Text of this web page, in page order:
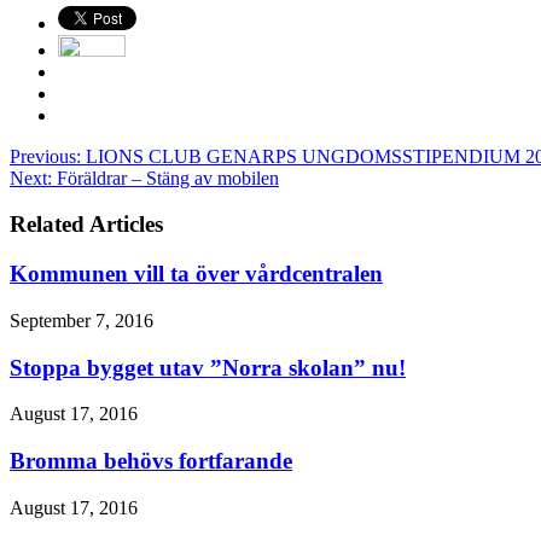
Previous: LIONS CLUB GENARPS UNGDOMSSTIPENDIUM
Next: Föräldrar – Stäng av mobilen
Related Articles
Kommunen vill ta över vårdcentralen
September 7, 2016
Stoppa bygget utav ”Norra skolan” nu!
August 17, 2016
Bromma behövs fortfarande
August 17, 2016